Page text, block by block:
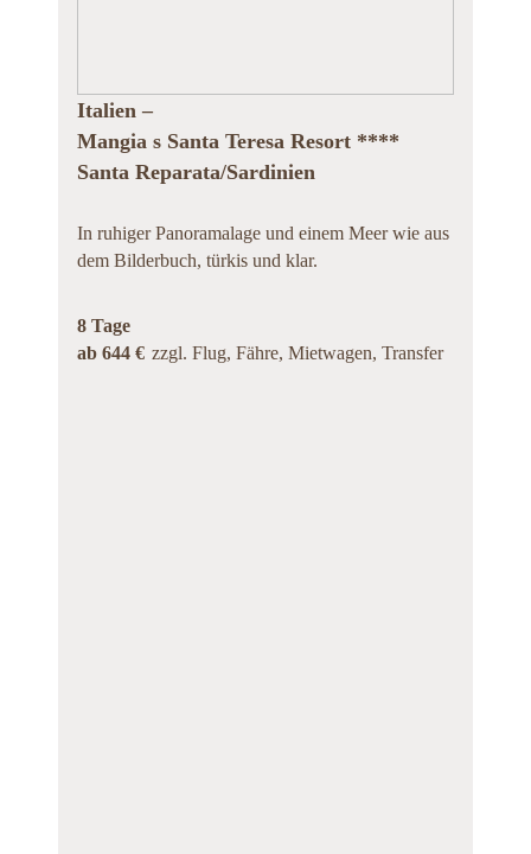
Italien –
Mangia s Santa Teresa Resort ****
Santa Reparata/Sardinien
In ruhiger Panoramalage und einem Meer wie aus
dem Bilderbuch, türkis und klar.
8 Tage
ab 644 € zzgl. Flug, Fähre, Mietwagen, Transfer